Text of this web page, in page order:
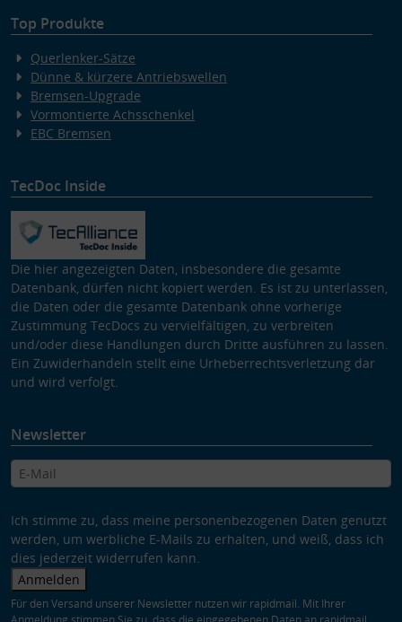
Top Produkte
Querlenker-Sätze
Dünne & kürzere Antriebswellen
Bremsen-Upgrade
Vormontierte Achsschenkel
EBC Bremsen
TecDoc Inside
Die hier angezeigten Daten, insbesondere die gesamte
Datenbank, dürfen nicht kopiert werden. Es ist zu unterlassen,
die Daten oder die gesamte Datenbank ohne vorherige
Zustimmung TecDocs zu vervielfältigen, zu verbreiten
und/oder diese Handlungen durch Dritte ausführen zu lassen.
Ein Zuwiderhandeln stellt eine Urheberrechtsverletzung dar
und wird verfolgt.
Newsletter
Ich stimme zu, dass meine personenbezogenen Daten genutzt
werden, um werbliche E-Mails zu erhalten, und weiß, dass ich
dies jederzeit widerrufen kann.
Anmelden
Für den Versand unserer Newsletter nutzen wir rapidmail. Mit Ihrer